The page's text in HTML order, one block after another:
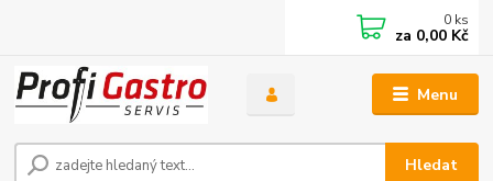
Menu
Hledat
0 ks
za 0,00 Kč